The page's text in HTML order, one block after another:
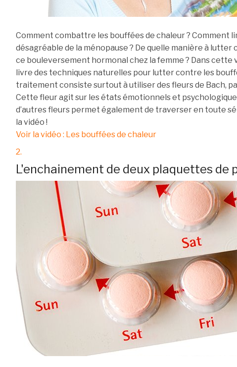
Comment combattre les bouffées de chaleur ? Comment
désagréable de la ménopause ? De quelle manière à
ce bouleversement hormonal chez la femme ? Dans cette
livre des techniques naturelles pour lutter contre les
traitement consiste surtout à utiliser des fleurs de Bach,
Cette fleur agit sur les états émotionnels et
d’autres fleurs permet également de traverser en toute
la vidéo !
Voir la vidéo : Les bouffées de chaleur
2.
L'enchainement de deux plaquettes de